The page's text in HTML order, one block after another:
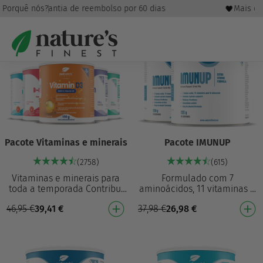
Porquê nós?Garantia de reembolso por 60 dias Mais
16%
Pacote Vitaminas e minerais
(2758)
Vitaminas e minerais para
toda a temporada Contribui
para a redução da fadiga e
exaustão2,5 Contribui para a
46,95€39,41€
Pacote IMUNUP
(615)
Formulado com 7
aminoácidos, 11 vitaminas e
8 minerais 26 ingredientes
poderosos: uma das
fórmulas mais fortes do
37,98€26,98€